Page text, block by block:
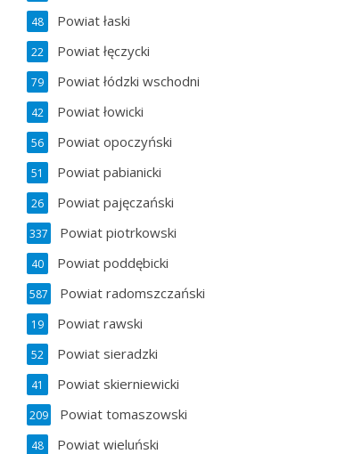
Powiat łaski
48
Powiat łęczycki
22
Powiat łódzki wschodni
79
Powiat łowicki
42
Powiat opoczyński
56
Powiat pabianicki
51
Powiat pajęczański
26
Powiat piotrkowski
337
Powiat poddębicki
40
Powiat radomszczański
587
Powiat rawski
19
Powiat sieradzki
52
Powiat skierniewicki
41
Powiat tomaszowski
209
Powiat wieluński
48